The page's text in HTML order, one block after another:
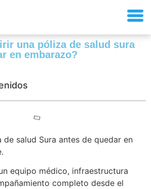
una póliza de salud sura
en embarazo?
salud Sura antes de quedar en
equipo médico, infraestructura
completo desde el